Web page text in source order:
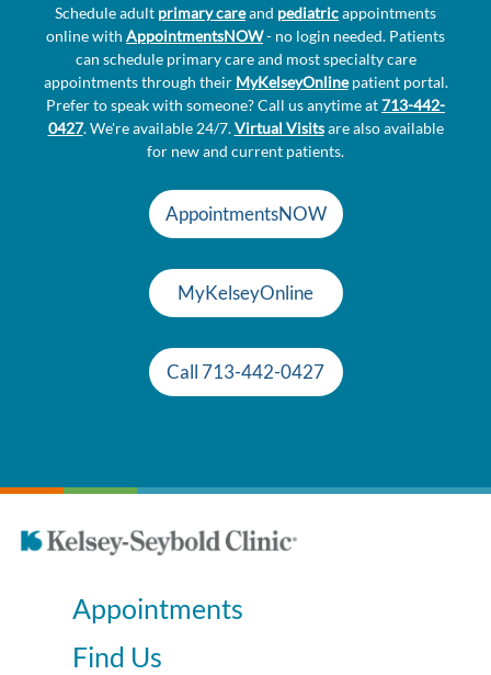
Schedule adult primary careand pediatricappointments
online with AppointmentsNOW- no login needed. Patients
can schedule primary care and most specialty care
appointments through their MyKelseyOnlinepatient portal.
Prefer to speak with someone? Call us anytime at713-442-
0427. We're available 24/7.Virtual Visitsare also available
for new and current patients.
AppointmentsNOW
MyKelseyOnline
Call 713-442-0427
Appointments
Find Us